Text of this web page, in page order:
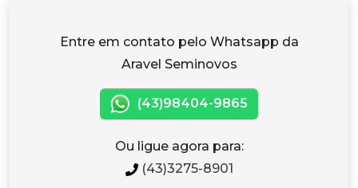
Entre em contato pelo Whatsapp da
Aravel Seminovos
(43)98404-9865
Ou ligue agora para:
(43)3275-8901